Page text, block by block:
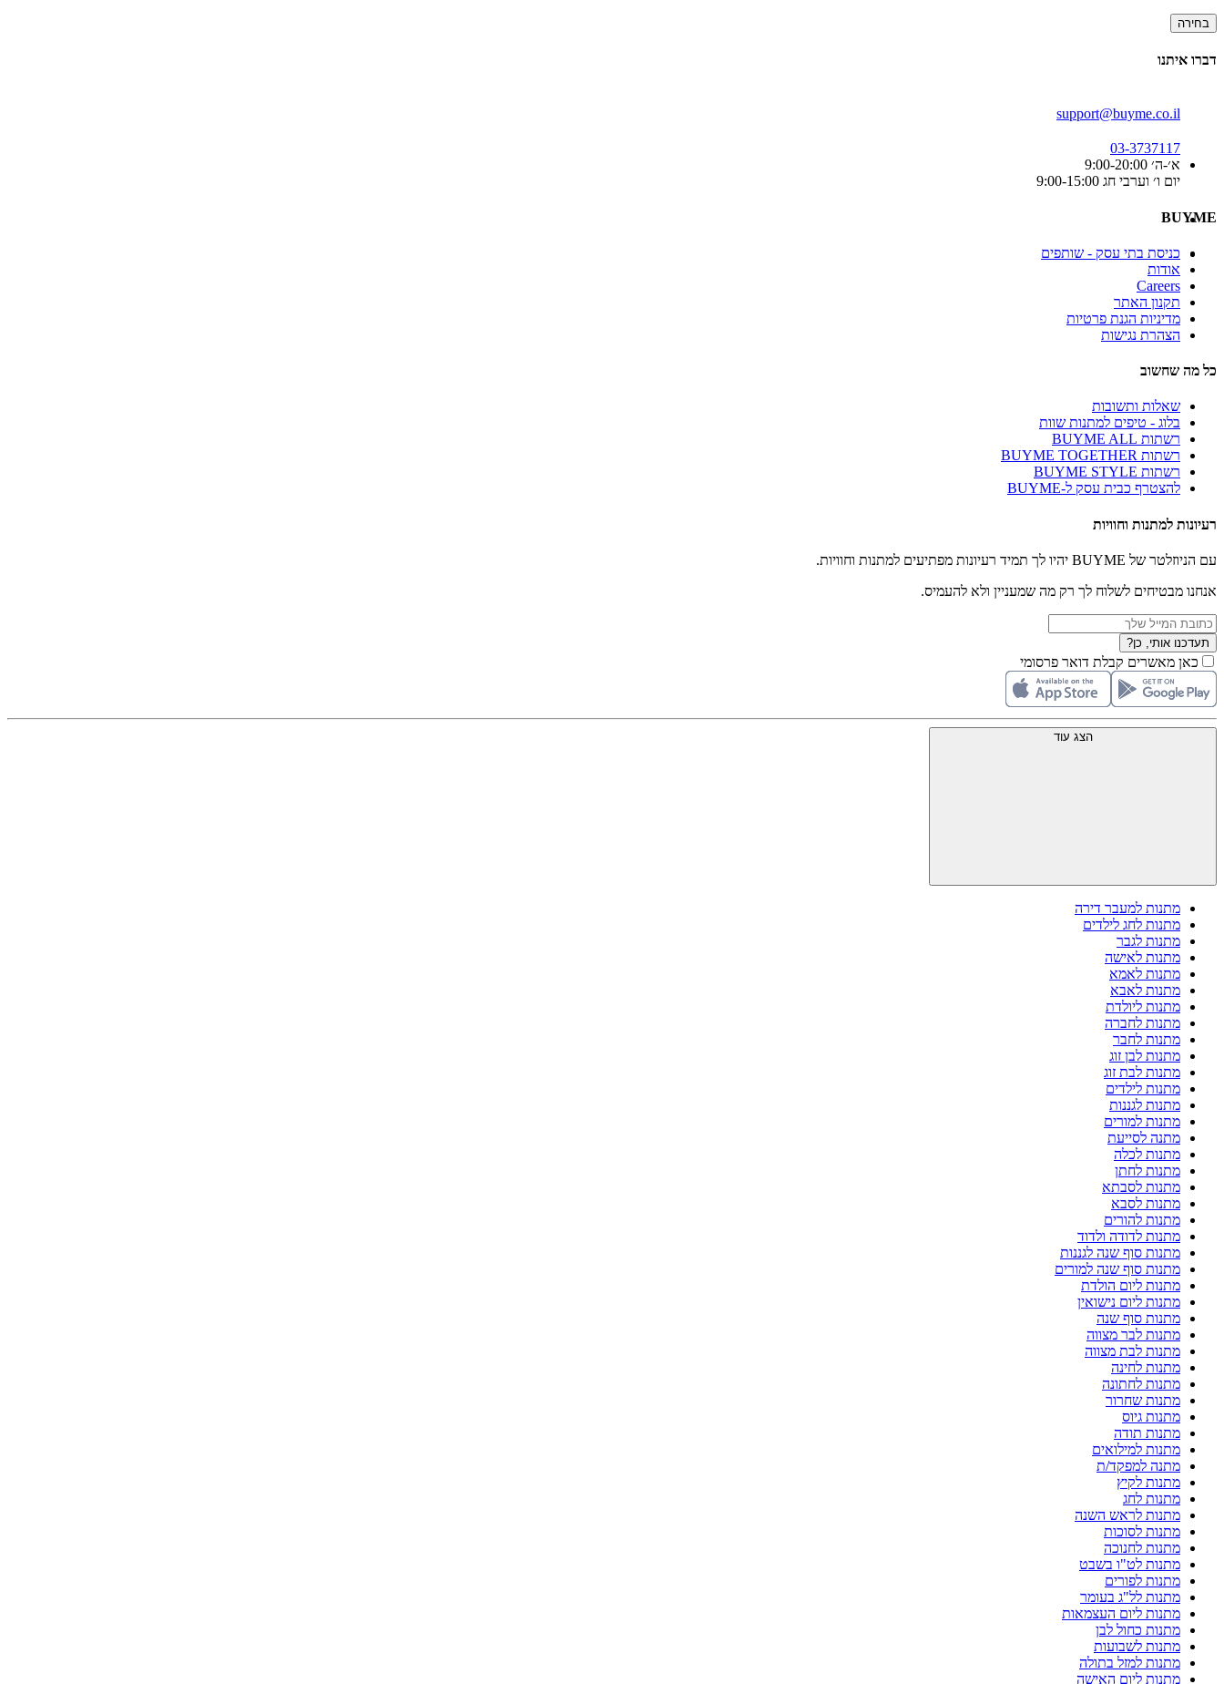
בחירה
דברו איתנו
support@buyme.co.il
03-3737117
א׳-ה׳ 9:00-20:00
יום ו׳ וערבי חג 9:00-15:00
BUYME
כניסת בתי עסק - שותפים
אודות
Careers
תקנון האתר
מדיניות הגנת פרטיות
הצהרת נגישות
כל מה שחשוב
שאלות ותשובות
בלוג - טיפים למתנות שוות
רשתות BUYME ALL
רשתות BUYME TOGETHER
רשתות BUYME STYLE
להצטרף כבית עסק ל-BUYME
רעיונות למתנות וחוויות
עם הניוזלטר של BUYME יהיו לך תמיד רעיונות מפתיעים למתנות וחוויות.
אנחנו מבטיחים לשלוח לך רק מה שמעניין ולא להעמיס.
תעדכנו אותי, כן?
כאן מאשרים קבלת דואר פרסומי
הצג עוד
מתנות למעבר דירה
מתנות לחג לילדים
מתנות לגבר
מתנות לאישה
מתנות לאמא
מתנות לאבא
מתנות ליולדת
מתנות לחברה
מתנות לחבר
מתנות לבן זוג
מתנות לבת זוג
מתנות לילדים
מתנות לגננות
מתנות למורים
מתנה לסייעת
מתנות לכלה
מתנות לחתן
מתנות לסבתא
מתנות לסבא
מתנות להורים
מתנות לדודה ולדוד
מתנות סוף שנה לגננות
מתנות סוף שנה למורים
מתנות ליום הולדת
מתנות ליום נישואין
מתנות סוף שנה
מתנות לבר מצווה
מתנות לבת מצווה
מתנות לחינה
מתנות לחתונה
מתנות שחרור
מתנות גיוס
מתנות תודה
מתנות למילואים
מתנה למפקד/ת
מתנות לקיץ
מתנות לחג
מתנות לראש השנה
מתנות לסוכות
מתנות לחנוכה
מתנות לט"ו בשבט
מתנות לפורים
מתנות לל"ג בעומר
מתנות ליום העצמאות
מתנות כחול לבן
מתנות לשבועות
מתנות למזל בתולה
מתנות ליום האישה